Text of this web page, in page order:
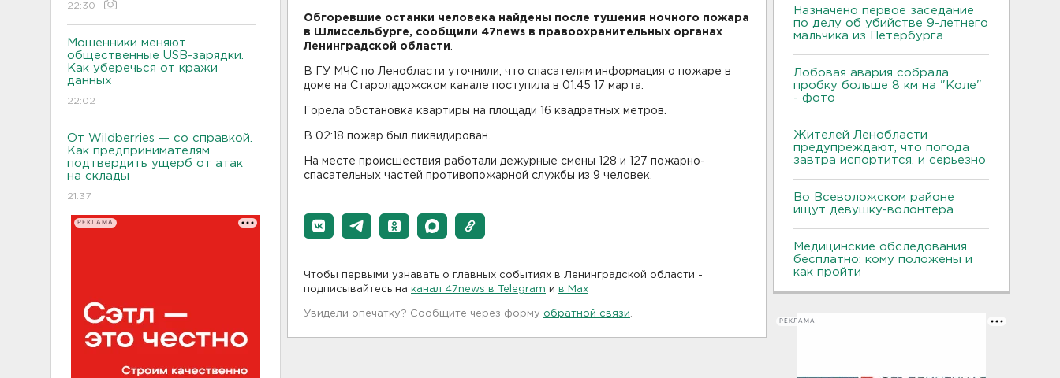
22:30
Мошенники меняют
общественные USB-зарядки.
Как уберечься от кражи
данных
22:02
От Wildberries — со справкой.
Как предпринимателям
подтвердить ущерб от атак
на склады
21:37
РЕКЛАМА
Обгоревшие останки человека найдены после тушения ночного пожара
в Шлиссельбурге, сообщили 47news в правоохранительных органах
Ленинградской области
В ГУ МЧС по Ленобласти уточнили, что спасателям информация о пожаре в
доме на Староладожском канале поступила в 01:45 17 марта.
Горела обстановка квартиры на площади 16 квадратных метров.
В 02:18 пожар был ликвидирован.
На месте происшествия работали дежурные смены 128 и 127 пожарно-
спасательных частей противопожарной службы из 9 человек.
Чтобы первыми узнавать о главных событиях в Ленинградской области -
подписывайтесь на канал 47news в Telegram и в Maх
Увидели опечатку? Сообщите через форму обратной связи
Назначено первое заседание
по делу об убийстве 9-летнего
мальчика из Петербурга
Лобовая авария собрала
пробку больше 8 км на "Коле"
- фото
Жителей Ленобласти
предупреждают, что погода
завтра испортится, и серьезно
Во Всеволожском районе
ищут девушку-волонтера
Медицинские обследования
бесплатно: кому положены и
как пройти
РЕКЛАМА